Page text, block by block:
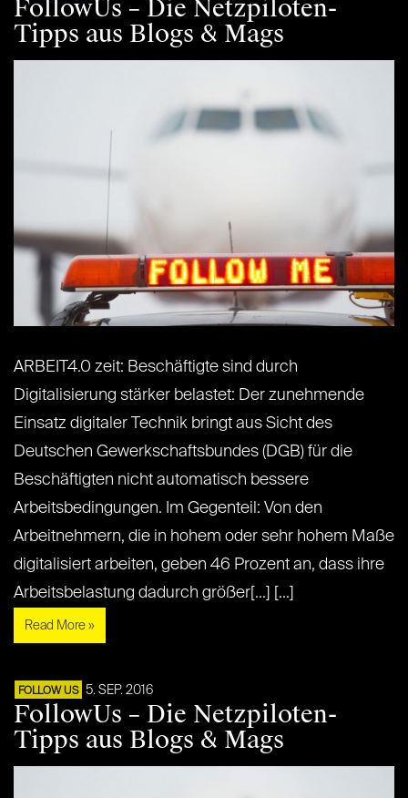
FollowUs – Die Netzpiloten-
Tipps aus Blogs & Mags
ARBEIT4.0 zeit: Beschäftigte sind durch
Digitalisierung stärker belastet: Der zunehmende
Einsatz digitaler Technik bringt aus Sicht des
Deutschen Gewerkschaftsbundes (DGB) für die
Beschäftigten nicht automatisch bessere
Arbeitsbedingungen. Im Gegenteil: Von den
Arbeitnehmern, die in hohem oder sehr hohem Maße
digitalisiert arbeiten, geben 46 Prozent an, dass ihre
Arbeitsbelastung dadurch größer[...] [...]
Read More »
FOLLOW US 5. SEP. 2016
FollowUs – Die Netzpiloten-
Tipps aus Blogs & Mags